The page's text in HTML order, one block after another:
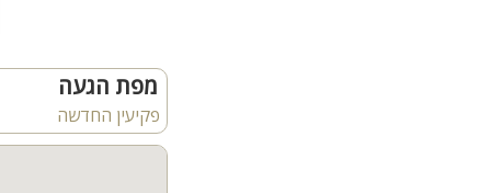
קהל יעד: קיימת
(קיימת בית כנסת במושב) ימי
מפת הגעה
פקיעין החדשה